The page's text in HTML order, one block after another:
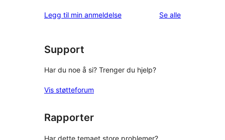
Legg til min anmeldelse Se alleomtalene
Support
Har du noe å si? Trenger du hjelp?
Vis støtteforum
Rapporter
Har dette temaet store problemer?